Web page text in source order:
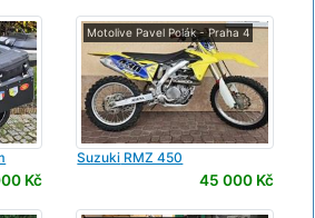
Kč
Motolive Pavel Polák - Praha 4
Suzuki RMZ 450
45 000 Kč